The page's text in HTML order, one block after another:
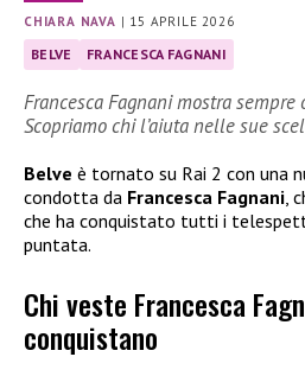
CHIARA NAVA | 15 APRILE 2026
BELVE FRANCESCA FAGNANI
Francesca Fagnani mostra
Scopriamo chi l’aiuta nelle sue
Belve è tornato su Rai 2 con una
condotta da Francesca Fagnani ,
che ha conquistato tutti i
puntata.
Chi veste Francesca
conquistano